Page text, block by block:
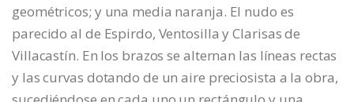
geométricos; y una media naranja. El nudo es
parecido al de Espirdo, Ventosilla y Clarisas de
Villacastín. En los brazos se alternan las líneas rectas
y las curvas dotando de un aire preciosista a la obra,